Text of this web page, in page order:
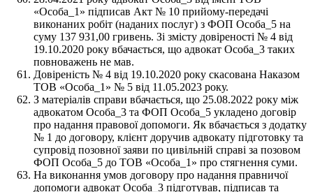
«Особа_1» підписав Акт № 10 прийому-передачі
виконаних робіт (наданих послуг) з ФОП Особа_5 на
суму 137 931,00 гривень. Зі змісту довіреності № 4 від
19.10.2020 року вбачається, що адвокат Особа_3 таких
повноважень не мав.
Довіреність № 4 від 19.10.2020 року скасована Наказом
ТОВ «Особа_1» № 5 від 11.05.2023 року.
З матеріалів справи вбачається, що 25.08.2022 року між
адвокатом Особа_3 та ФОП Особа_5 укладено договір
про надання правової допомоги. Як вбачається з додатку
№ 1 до договору, клієнт доручив адвокату підготовку та
супровід позовної заяви по цивільній справі за позовом
ФОП Особа_5 до ТОВ «Особа_1» про стягнення суми.
На виконання умов договору про надання правничої
допомоги адвокат Особа_3 підготував, підписав та